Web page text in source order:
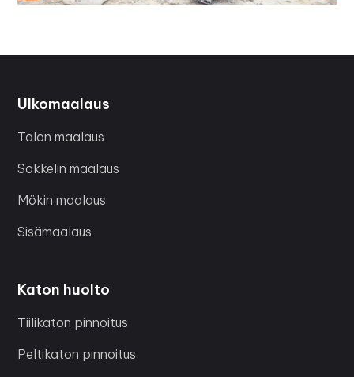
Ulkomaalaus
Talon maalaus
Sokkelin maalaus
Mökin maalaus
Sisämaalaus
Katon huolto
Tiilikaton pinnoitus
Peltikaton pinnoitus